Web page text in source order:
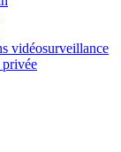
vidéosurveillance